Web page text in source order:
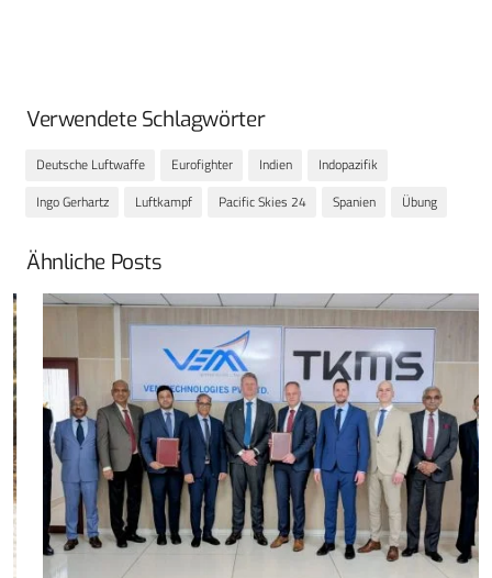
Verwendete Schlagwörter
Deutsche Luftwaffe Eurofighter Indien
Indopazifik
Ingo Gerhartz
Luftkampf Pacific Skies 24 Spanien Übung
Ähnliche Posts